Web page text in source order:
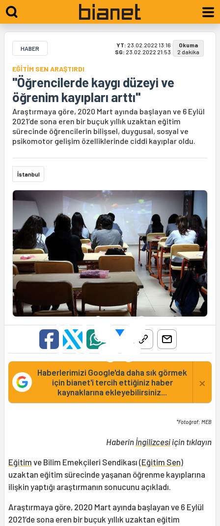
HABER YT: 23.02.2022 13:16
SG: 23.02.2022 21:53
Okuma
2 dakika
EĞİTİM SEN ARAŞTIRDI
"Öğrencilerde kaygı düzeyi ve
öğrenim kayıpları arttı"
Araştırmaya göre, 2020 Mart ayında başlayan ve 6 Eylül
2021’de sona eren bir buçuk yıllık uzaktan eğitim
sürecinde öğrencilerin bilişsel, duygusal, sosyal ve
psikomotor gelişim özelliklerinde ciddi kayıplar oldu.
İstanbul
Haberlerimizi Google'da daha sık görmek
için bianet'i tercih ettiğiniz haber
kaynaklarına ekleyebilirsiniz...
×
*Fotoğraf: MEB
Haberin İngilizcesiiçin tıklayın
Eğitim ve Bilim Emekçileri Sendikası (Eğitim Sen)
uzaktan eğitim sürecinde yaşanan öğrenme kayıplarına
ilişkin yaptığı araştırmanın sonucunu açıkladı.
Araştırmaya göre, 2020 Mart ayında başlayan ve 6 Eylül
2021’de sona eren bir buçuk yıllık uzaktan eğitim